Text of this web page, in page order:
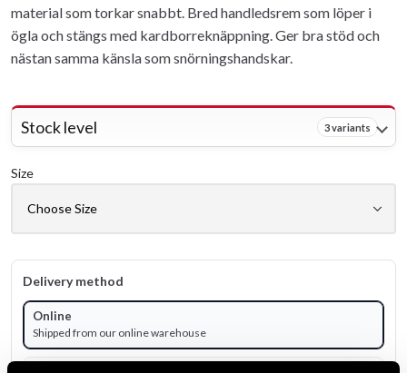
material som torkar snabbt. Bred handledsrem som löper i
ögla och stängs med kardborreknäppning. Ger bra stöd och
nästan samma känsla som snörningshandskar.
Stock level 3 variants
Size
Delivery method
Online
Shipped from our online warehouse